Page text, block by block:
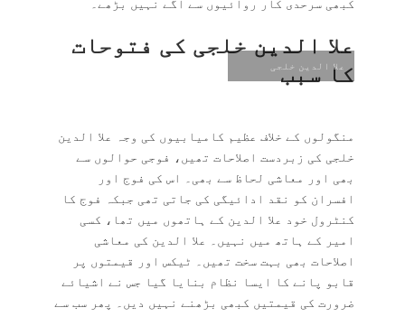
کبھی سرحدی کار روائیوں سے آگے نہیں بڑھے۔
علا الدین خلجی کی فتوحات
کا سبب
علا الدین خلجی
منگولوں کے خلاف عظیم کامیابیوں کی وجہ علا الدین
خلجی کی زبردست اصلاحات تھیں، فوجی حوالوں سے
بھی اور معاشی لحاظ سے بھی۔ اس کی فوج اور
افسران کو نقد ادائیگی کی جاتی تھی جبکہ فوج کا
کنٹرول خود علا الدین کے ہاتھوں میں تھا، کسی
امیر کے ہاتھ میں نہیں۔ علا الدین کی معاشی
اصلاحات بھی بہت سخت تھیں۔ ٹیکس اور قیمتوں پر
قابو پانے کا ایسا نظام بنایا گیا جس نے اشیائے
ضرورت کی قیمتیں کبھی بڑھنے نہیں دیں۔ پھر سب سے